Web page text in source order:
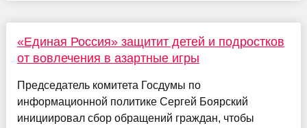
«Единая Россия» защитит детей и подростков
от вовлечения в азартные игры
Председатель комитета Госдумы по
информационной политике Сергей Боярский
инициировал сбор обращений граждан, чтобы